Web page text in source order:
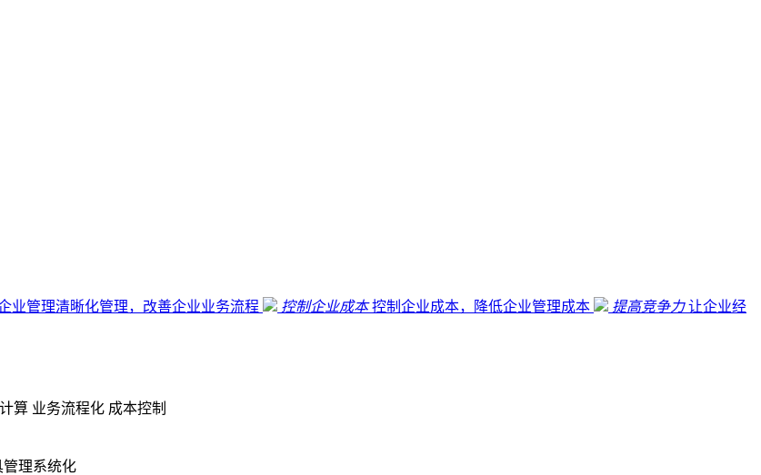
业管理清晰化管理，改善企业业务流程 控制企业成本 控制企业成本，降低企业管理成本 提高竞争力 让企业经
算 业务流程化 成本控制
管理系统化